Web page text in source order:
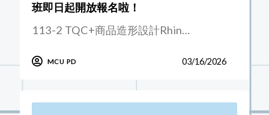
班即日起開放報名啦！
113-2 TQC+商品造形設計Rhin…
MCU PD 03/16/2026